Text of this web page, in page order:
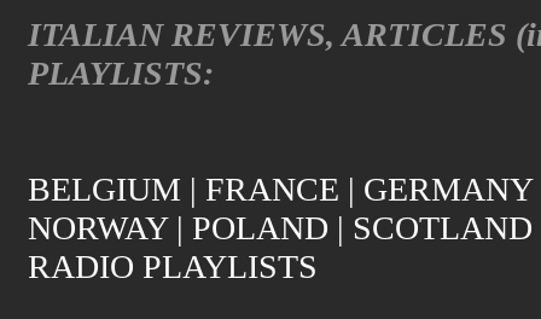
ITALIANREVIEWS, ARTICLES
PLAYLISTS:
BELGIUM | FRANCE | GERMANY
NORWAY| POLAND | SCOTLAND
RADIO PLAYLISTS